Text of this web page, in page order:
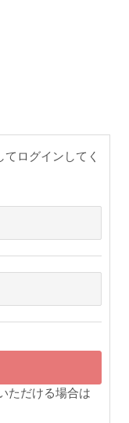
ログインしてく
ただける場合は